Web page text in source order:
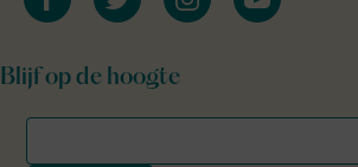
Blijf op de hoogte